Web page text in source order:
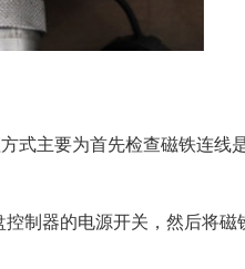
式主要为首先检查磁铁连线
制器的电源开关，然后将